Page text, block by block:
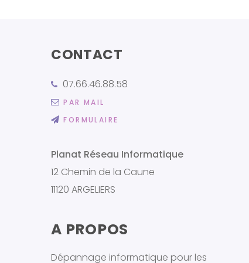
CONTACT
07.66.46.88.58
PAR MAIL
FORMULAIRE
Planat Réseau Informatique
12 Chemin de la Caune
11120 ARGELIERS
A PROPOS
Dépannage informatique pour les